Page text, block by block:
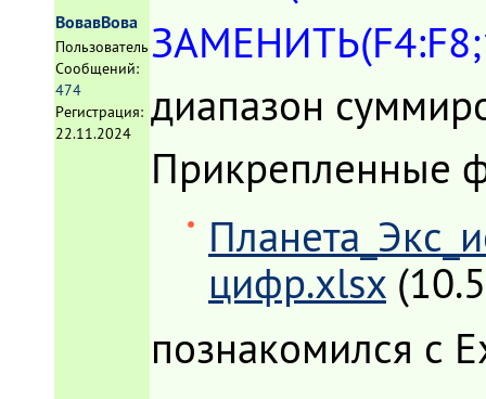
ВовавВова
Пользователь
Сообщений:
474
Регистрация:
22.11.2024
диапазон
Прикрепленные
цифр.xlsx
познакомился с